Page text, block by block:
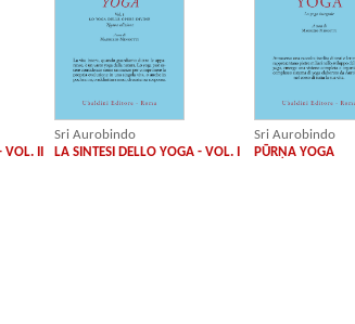
II
Sri Aurobindo
LA SINTESI DELLO YOGA - VOL. I
Sri Aurobindo
PŪRṆA YOGA